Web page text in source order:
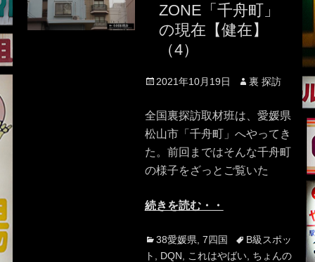
ZONE「千舟町」
の現在【健在】
（4）
Posted
2021年10月19日 Author
裏 探訪
全国裏探訪取材班は、愛媛県
松山市「千舟町」へやってき
た。前回まではそんな千舟町
の様子をざっとご覧いた
続きを読む・・
Categories
38愛媛県 7四国 TagsB級スポッ
ト
DQN これはやばい, ちょんの